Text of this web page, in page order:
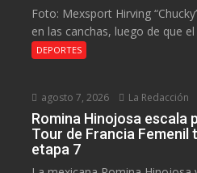
Foto: Mexsport Hirving
en las canchas, luego de que el
DEPORTES
agosto 7, 2026 La Redacción
Romina Hinojosa escala
Tour de Francia Femenil
etapa 7